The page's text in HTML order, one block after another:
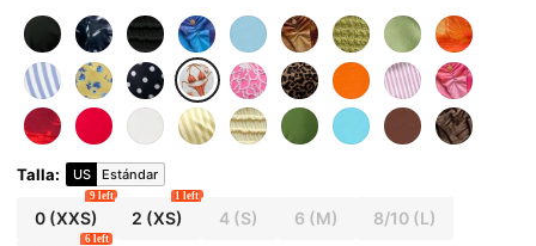
Talla: US Estándar
0(XXS)
9 left
2 (XS)
1 left
4 (S) 6 (M) 8/10 (L)
6 left